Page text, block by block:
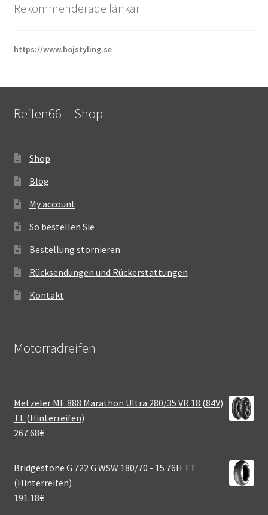
Rekommenderade länkar
https://www.hojstyling.se
Reifen66 – Shop
Shop
Blog
My account
So bestellen Sie
Bestellung stornieren
Rücksendungen und Rückerstattungen
Kontakt
Motorradreifen
Metzeler ME 888 Marathon Ultra 280/35 VR 18 (84V)
TL (Hinterreifen)
267.68€
Bridgestone G 722 G WSW 180/70 - 15 76H TT
(Hinterreifen)
191.18€